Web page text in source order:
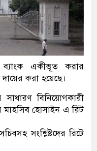
একীভূত করার
দায়ের করা হয়েছে।
সাধারণ বিনিয়োগকারী
মাহসিব হোসাইন এ রিট
সংশ্লিষ্টদের রিটে